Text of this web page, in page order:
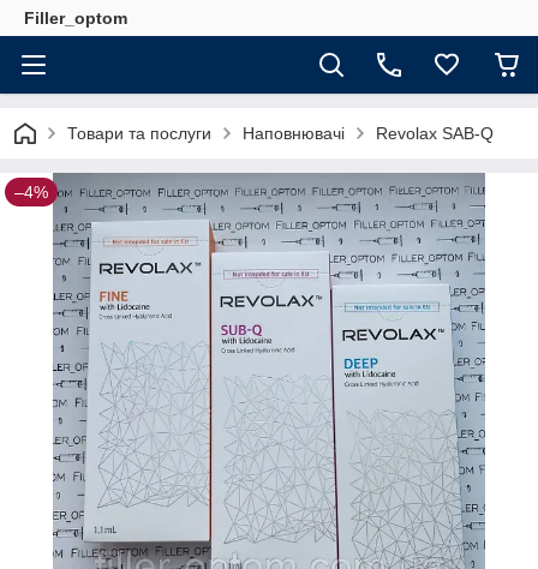
Filler_optom
Товари та послуги Наповнювачі Revolax SAB-Q
–4%